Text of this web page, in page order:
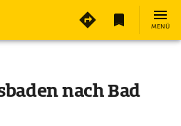
MENÜ
nach Bad